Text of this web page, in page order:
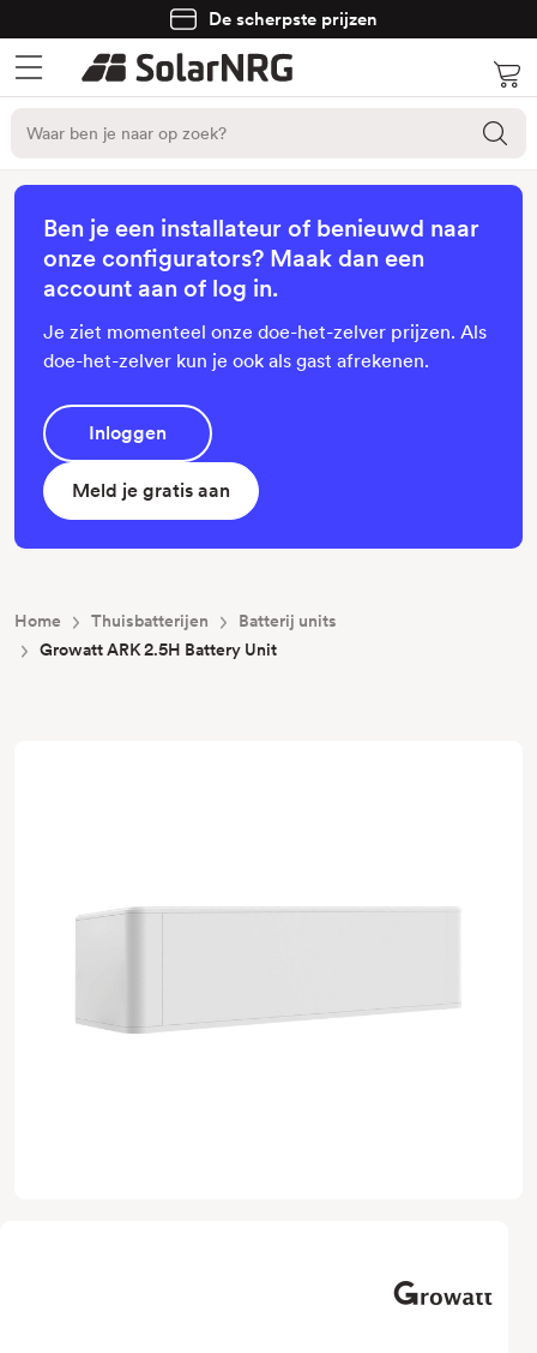
De scherpste prijzen
Ben je een installateur of benieuwd naar
onze configurators? Maak dan een
account aan of log in.
Je ziet momenteel onze doe-het-zelver prijzen. Als
doe-het-zelver kun je ook als gast afrekenen.
Inloggen
Meld je gratis aan
Home Thuisbatterijen
Batterij units
Growatt ARK 2.5H Battery Unit